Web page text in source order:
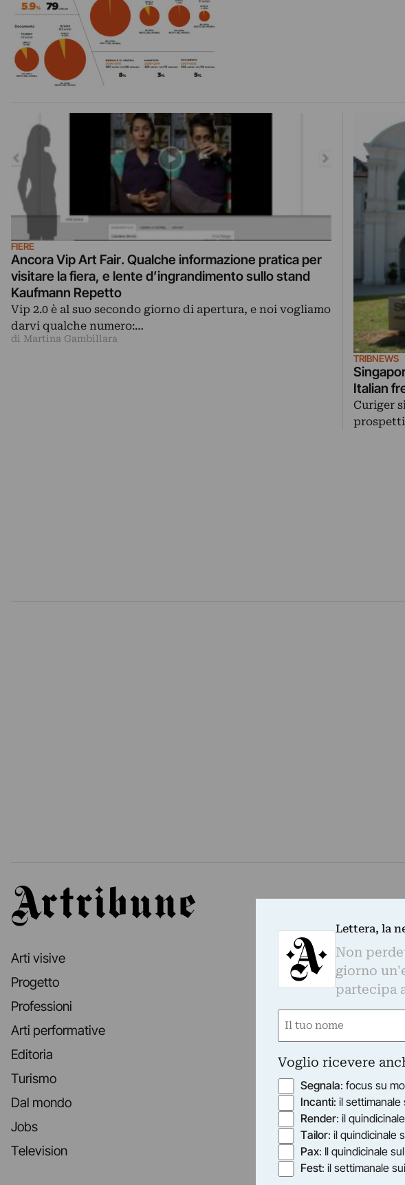
FIERE
Ancora Vip Art Fair. Qualche informazione pratica per
visitare la fiera, e lente d’ingrandimento sullo stand
Kaufmann Repetto
Vip 2.0 è al suo secondo giorno di apertura, e noi vogliamo
darvi qualche numero:…
di Martina Gambillara
TRIBNEWS
Italian
Curiger
Artribune
Arti visive
Progetto
Professioni
Arti performative
Editoria
Turismo
Dal mondo
Jobs
Television
Lettera, la
Non
giorno
partecipa
Nome
Voglio ricevere
Segnala: focus su
Incanti: il
Render: il
Tailor: il quindicinale
Pax: Il quindicinale
Fest: il settimanale